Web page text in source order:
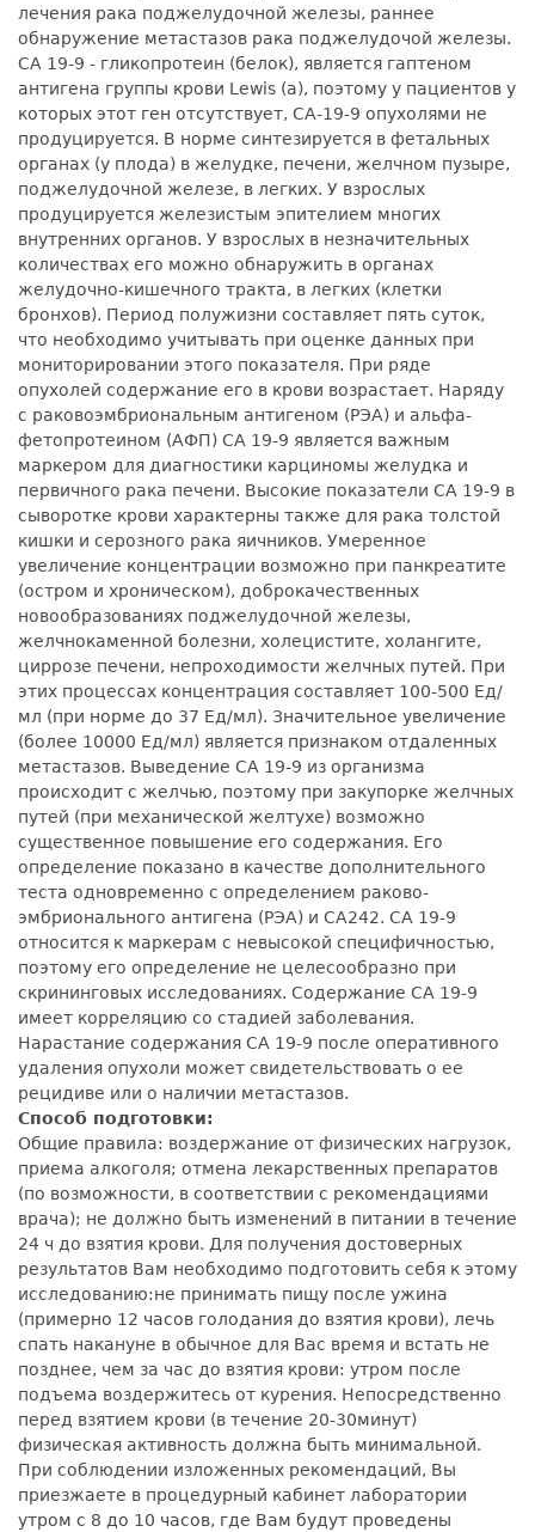
лечения рака поджелудочной железы, раннее
обнаружение метастазов рака поджелудочой железы.
CA 19-9 - гликопротеин (белок), является гаптеном
антигена группы крови Lewis (a), поэтому у пациентов у
которых этот ген отсутствует, СА-19-9 опухолями не
продуцируется. В норме синтезируется в фетальных
органах (у плода) в желудке, печени, желчном пузыре,
поджелудочной железе, в легких. У взрослых
продуцируется железистым эпителием многих
внутренних органов. У взрослых в незначительных
количествах его можно обнаружить в органах
желудочно-кишечного тракта, в легких (клетки
бронхов). Период полужизни составляет пять суток,
что необходимо учитывать при оценке данных при
мониторировании этого показателя. При ряде
опухолей содержание его в крови возрастает. Наряду
с раковоэмбриональным антигеном (РЭА) и альфа-
фетопротеином (АФП) CA 19-9 является важным
маркером для диагностики карциномы желудка и
первичного рака печени. Высокие показатели CA 19-9 в
сыворотке крови характерны также для рака толстой
кишки и серозного рака яичников. Умеренное
увеличение концентрации возможно при панкреатите
(остром и хроническом), доброкачественных
новообразованиях поджелудочной железы,
желчнокаменной болезни, холецистите, холангите,
циррозе печени, непроходимости желчных путей. При
этих процессах концентрация составляет 100-500 Ед/
мл (при норме до 37 Ед/мл). Значительное увеличение
(более 10000 Ед/мл) является признаком отдаленных
метастазов. Выведение СА 19-9 из организма
происходит с желчью, поэтому при закупорке желчных
путей (при механической желтухе) возможно
существенное повышение его содержания. Его
определение показано в качестве дополнительного
теста одновременно с определением раково-
эмбрионального антигена (РЭА) и СА242. CA 19-9
относится к маркерам с невысокой специфичностью,
поэтому его определение не целесообразно при
скрининговых исследованиях. Содержание СА 19-9
имеет корреляцию со стадией заболевания.
Нарастание содержания СА 19-9 после оперативного
удаления опухоли может свидетельствовать о ее
рецидиве или о наличии метастазов.
Способ подготовки:
Общие правила: воздержание от физических нагрузок,
приема алкоголя; отмена лекарственных препаратов
(по возможности, в соответствии с рекомендациями
врача); не должно быть изменений в питании в течение
24 ч до взятия крови. Для получения достоверных
результатов Вам необходимо подготовить себя к этому
исследованию:не принимать пищу после ужина
(примерно 12 часов голодания до взятия крови), лечь
спать накануне в обычное для Вас время и встать не
позднее, чем за час до взятия крови: утром после
подъема воздержитесь от курения. Непосредственно
перед взятием крови (в течение 20-30минут)
физическая активность должна быть минимальной.
При соблюдении изложенных рекомендаций, Вы
приезжаете в процедурный кабинет лаборатории
утром с 8 до 10 часов, где Вам будут проведены